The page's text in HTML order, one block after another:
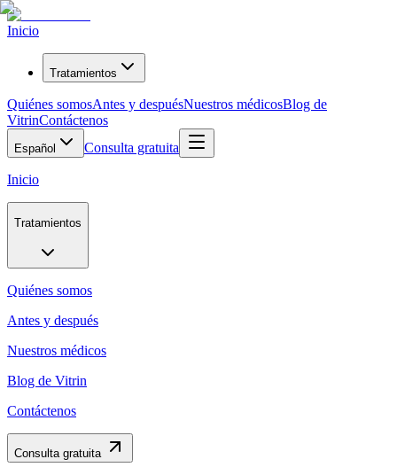
Inicio
Tratamientos
Quiénes somosAntes y despuésNuestros médicosBlog de
VitrinContáctenos
Español Consulta gratuita
Inicio
Tratamientos
Quiénes somos
Antes y después
Nuestros médicos
Blog de Vitrin
Contáctenos
Consulta gratuita